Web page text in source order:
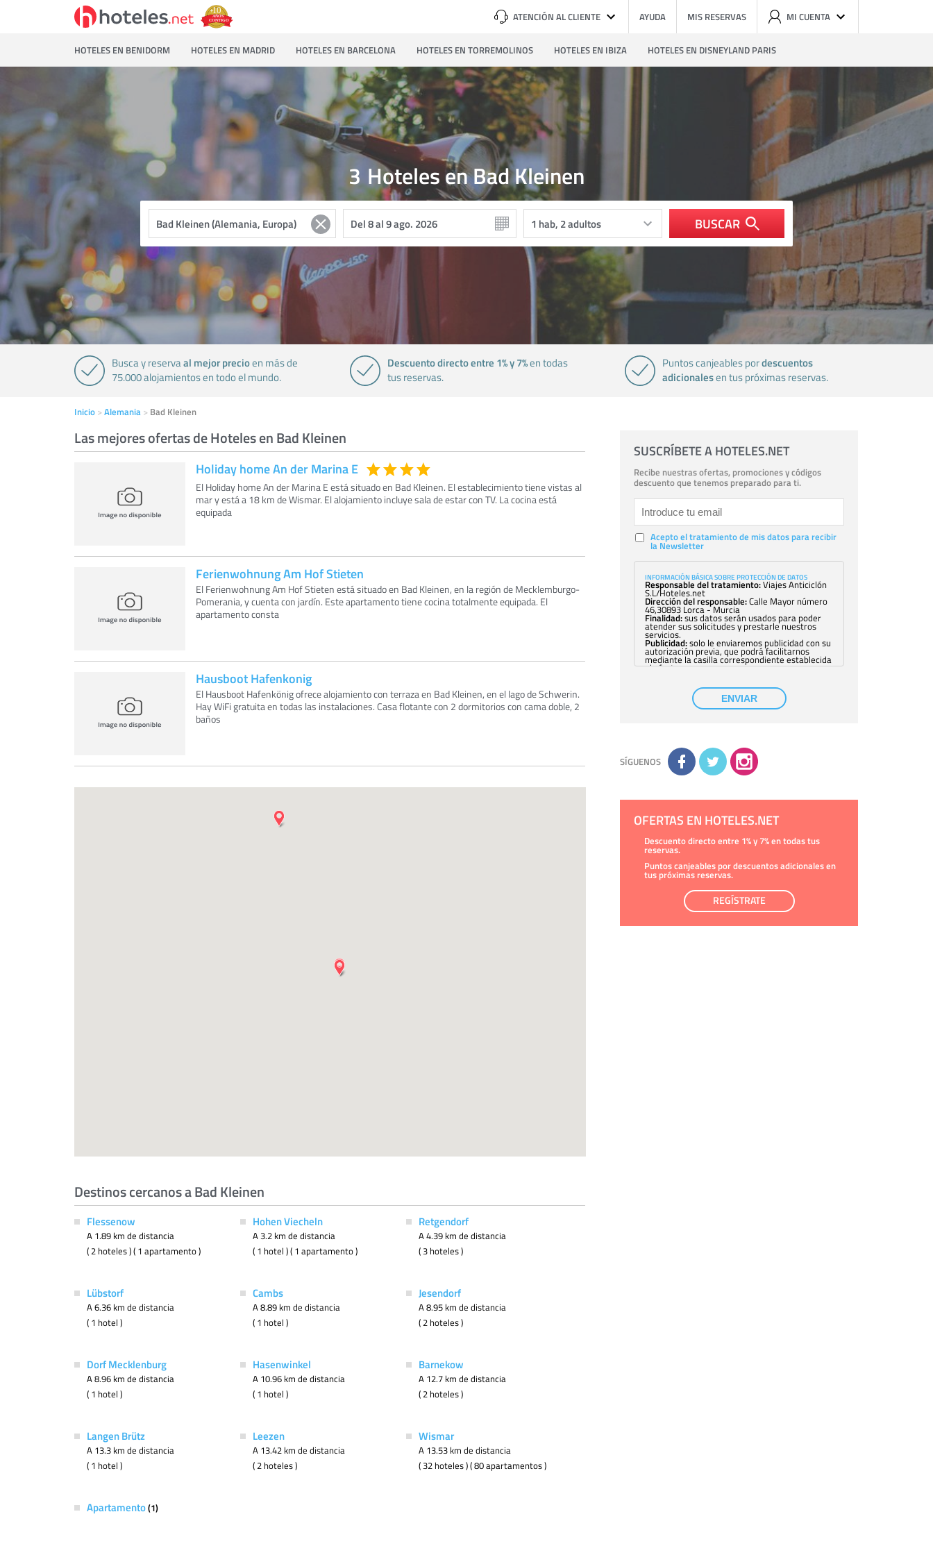
ATENCIÓN AL CLIENTE AYUDA MIS RESERVAS MI CUENTA
HOTELES EN BENIDORM HOTELES EN MADRID HOTELES EN BARCELONA HOTELES EN TORREMOLINOS HOTELES EN IBIZA HOTELES EN DISNEYLAND PARIS
Hoteles en Bad Kleinen
3
BUSCAR
Busca y reservaal mejor precioen más de
75.000 alojamientos en todo el mundo.
Descuento directo entre 1% y 7%en todas
tus reservas.
Puntos canjeables pordescuentos
adicionalesen tus próximas reservas.
Inicio Alemania Bad Kleinen
Las mejores ofertas de Hoteles en Bad Kleinen
Holiday home An der Marina E
El Holiday home An der Marina E está situado en Bad Kleinen. El establecimiento tiene vistas al
mar y está a 18 km de Wismar. El alojamiento incluye sala de estar con TV. La cocina está
equipada
Ferienwohnung Am Hof Stieten
El Ferienwohnung Am Hof Stieten está situado en Bad Kleinen, en la región de Mecklemburgo-
Pomerania, y cuenta con jardín. Este apartamento tiene cocina totalmente equipada. El
apartamento consta
Hausboot Hafenkonig
El Hausboot Hafenkönig ofrece alojamiento con terraza en Bad Kleinen, en el lago de Schwerin.
Hay WiFi gratuita en todas las instalaciones. Casa flotante con 2 dormitorios con cama doble, 2
baños
Destinos cercanos a Bad Kleinen
Flessenow
A 1.89 km de distancia
( 2 hoteles ) ( 1 apartamento )
Hohen Viecheln
A 3.2 km de distancia
( 1 hotel ) ( 1 apartamento )
Retgendorf
A 4.39 km de distancia
( 3 hoteles )
Lübstorf
A 6.36 km de distancia
( 1 hotel )
Cambs
A 8.89 km de distancia
( 1 hotel )
Jesendorf
A 8.95 km de distancia
( 2 hoteles )
Dorf Mecklenburg
A 8.96 km de distancia
( 1 hotel )
Hasenwinkel
A 10.96 km de distancia
( 1 hotel )
Barnekow
A 12.7 km de distancia
( 2 hoteles )
Langen Brütz
A 13.3 km de distancia
( 1 hotel )
Leezen
A 13.42 km de distancia
( 2 hoteles )
Wismar
A 13.53 km de distancia
( 32 hoteles ) ( 80 apartamentos )
Apartamento(1)
SUSCRÍBETE A HOTELES.NET
Recibe nuestras ofertas, promociones y códigos
descuento que tenemos preparado para ti.
Acepto el tratamiento de mis datos para recibir
la Newsletter
INFORMACIÓN BÁSICA SOBRE PROTECCIÓN DE DATOS
Responsable del tratamiento:Viajes Anticiclón
S.L/Hoteles.net
Dirección del responsable:Calle Mayor número
46,30893 Lorca - Murcia
Finalidad:sus datos serán usados para poder
atender sus solicitudes y prestarle nuestros
servicios.
Publicidad:solo le enviaremos publicidad con su
autorización previa, que podrá facilitarnos
mediante la casilla correspondiente establecida
al efecto.
con su consentimiento previo, que podrá
facilitarnos mediante la casilla correspondiente
establecida al efecto.
Destinatarios:con carácter general, sólo el
Derechos:tiene derecho a saber qué
información tenemos sobre usted, corregirla y
eliminarla, tal y como se explica en la
información adicional disponible en nuestra
la información adicional y detallada sobre cómo
ENVIAR
SÍGUENOS
OFERTAS EN HOTELES.NET
Descuento directo entre 1% y 7% en todas tus
reservas.
Puntos canjeables por descuentos adicionales en
tus próximas reservas.
REGÍSTRATE